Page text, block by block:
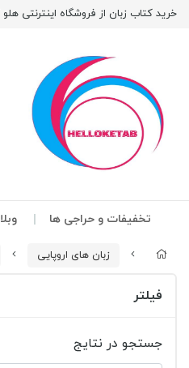
خرید کتاب زبان از فروشگاه اینترنتی
تخفیفات و حراجی ها
زبان های اروپایی
فیلتر
جستجو در نتایج